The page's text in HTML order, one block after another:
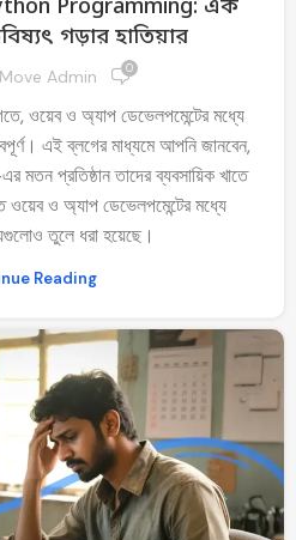
Programming: এক
গড়ার হাতিয়ার
Admin 0
ওয়েব ও অ্যাপ ডেভেলপমেন্টের মধ্যে
এই ব্লগের মাধ্যমে আপনি জানবেন,
প্রতিষ্ঠান তাদের ব্যবসায়িক খাতে
ও অ্যাপ ডেভেলপমেন্টের মধ্যে
তুলে ধরা হয়েছে।
Reading